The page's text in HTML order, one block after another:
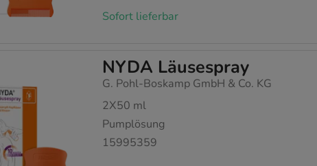
Sofort lieferbar
NYDA Läusespray
G. Pohl-Boskamp GmbH & Co. KG
2X50 ml
Pumplösung
15995359